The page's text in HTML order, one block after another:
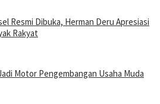
Resmi Dibuka, Herman Deru Apresiasi
Rakyat
Motor Pengembangan Usaha Muda